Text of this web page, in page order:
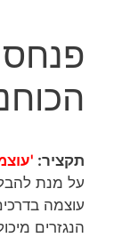
תקציר:
על מנת
עוצמה
הנגזרים